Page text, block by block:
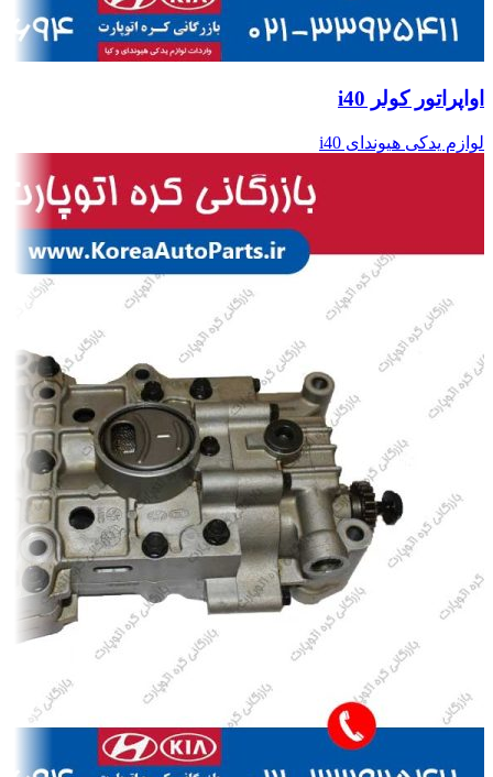
اواپراتور کولر i40
لوازم یدکی هیوندای i40